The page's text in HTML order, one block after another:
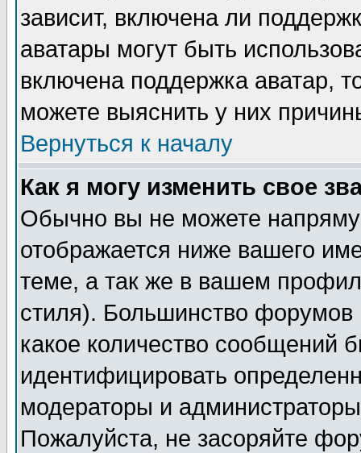
зависит, включена ли
аватары могут быть
включена поддержка аватар,
можете выяснить у них
Вернуться к началу
Как я могу изменить свое
Обычно вы не можете
отображается ниже вашего
теме, а так же в вашем
стиля). Большинство форумов
какое количество сообщений
идентифицировать
модераторы и
Пожалуйста, не засоряйте